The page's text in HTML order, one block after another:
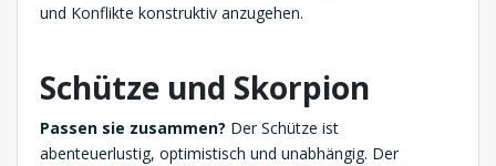
und Konflikte konstruktiv anzugehen.
Schütze und Skorpion
Passen sie zusammen? Der Schütze ist
abenteuerlustig, optimistisch und unabhängig. Der